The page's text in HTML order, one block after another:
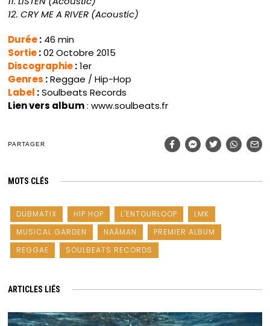
12. CRY ME A RIVER (Acoustic)
Durée: 46 min
Sortie:02 Octobre 2015
Discographie:1er
Genres :Reggae / Hip-Hop
Label :Soulbeats Records
Lien vers album: www.soulbeats.fr
PARTAGER
MOTS CLÉS
DUBMATIX HIP HOP L'ENTOURLOOP
LMK
MUSICAL GARDEN
NAÂMAN
PREMIER ALBUM
REGGAE
SOULBEATS RECORDS
ARTICLES LIÉS